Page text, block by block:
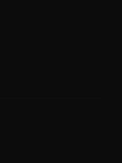
in cui